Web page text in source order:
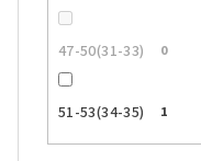
47-50(31-33) 0
51-53(34-35) 1